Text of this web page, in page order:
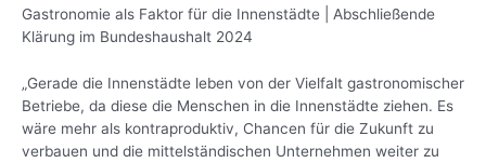
Gastronomie als Faktor für die Innenstädte | Abschließende
Klärung im Bundeshaushalt 2024
„Gerade die Innenstädte leben von der Vielfalt gastronomischer
Betriebe, da diese die Menschen in die Innenstädte ziehen. Es
wäre mehr als kontraproduktiv, Chancen für die Zukunft zu
verbauen und die mittelständischen Unternehmen weiter zu